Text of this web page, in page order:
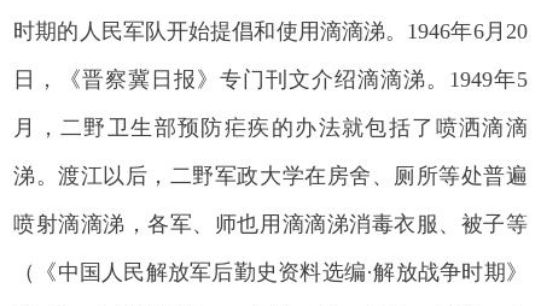
时期的人民军队开始提倡和使用滴滴涕。1946年6月20
日，《晋察冀日报》专门刊文介绍滴滴涕。1949年5
月，二野卫生部预防疟疾的办法就包括了喷洒滴滴
涕。渡江以后，二野军政大学在房舍、厕所等处普遍
喷射滴滴涕，各军、师也用滴滴涕消毒衣服、被子等
（《中国人民解放军后勤史资料选编·解放战争时期》